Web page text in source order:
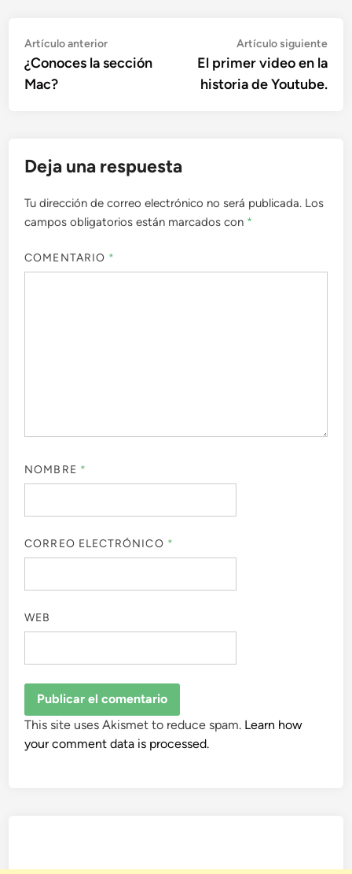
Navegación
de
entradas
Artículo anteriorArtículo
anterior:
¿Conoces la sección
Mac?
Artículo siguiente
El primer video en la
historia de Youtube.
Deja una respuesta
Tu dirección de correo electrónico no será publicada. Los
campos obligatorios están marcados con *
COMENTARIO *
NOMBRE *
CORREO ELECTRÓNICO *
WEB
This site uses Akismet to reduce spam. Learn how
your comment data is processed.